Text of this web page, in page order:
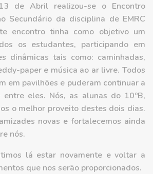
de Abril realizou-se o Encontro
Secundário da disciplina de EMRC
encontro tinha como objetivo um
os estudantes, participando em
dinâmicas tais como: caminhadas,
paper e música ao ar livre. Todos
em pavilhões e puderam continuar a
eles. Nós, as alunas do 10ºB,
o melhor proveito destes dois dias.
novas e fortalecemos ainda
nós.
lá estar novamente e voltar a
que nos serão proporcionados.